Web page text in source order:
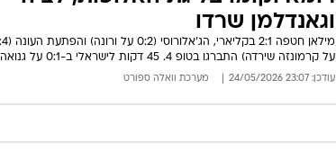
וגאנדלמן שרדו
מילאן חטפה 2:1 בקליארי,
על קרמונזה שירדה) התברגו בטופ 4. 45 דקות לישראלי ב-0:1 על גנואה
עודכן: 23:07 24/05/2026 מערכת וואלה ספורט